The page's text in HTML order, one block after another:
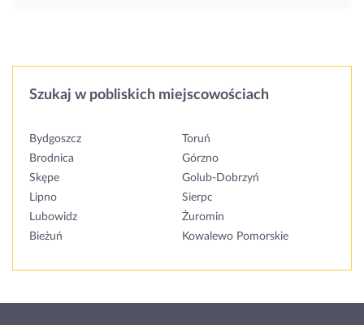
Szukaj w pobliskich miejscowościach
Bydgoszcz
Toruń
Brodnica
Górzno
Skępe
Golub-Dobrzyń
Lipno
Sierpc
Lubowidz
Żuromin
Bieżuń
Kowalewo Pomorskie